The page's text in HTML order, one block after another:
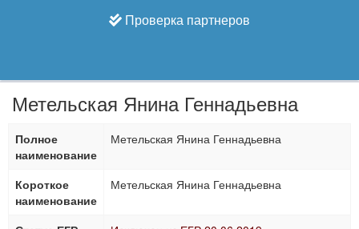
Проверка партнеров
Метельская Янина Геннадьевна
Полное
наименование
Метельская Янина Геннадьевна
Короткое
наименование
Метельская Янина Геннадьевна